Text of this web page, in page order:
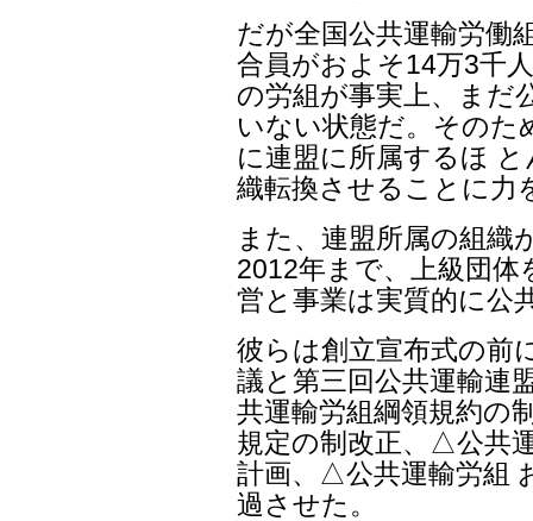
だが全国公共運輸労働
合員がおよそ14万3千
の労組が事実上、まだ
いない状態だ。そのた
に連盟に所属するほ
織転換させることに力
また、連盟所属の組織
2012年まで、上級団体
営と事業は実質的に公
彼らは創立宣布式の前
議と第三回公共運輸連
共運輸労組綱領規約の
規定の制改正、△公共
計画、△公共運輸労組
過させた。